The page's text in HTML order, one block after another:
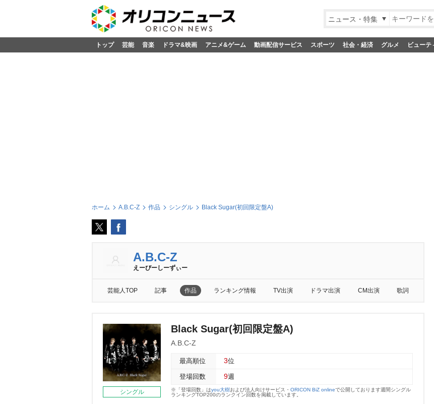
ニュース・特集
トップ 芸能 音楽 ドラマ&映画 アニメ&ゲーム 動画配信サービス スポーツ 社会・経済 グルメ ビューテ
ホーム A.B.C-Z 作品 シングル Black Sugar(初回限定盤A)
A.B.C-Z
えーびーしーずぃー
芸能人TOP 記事 作品 ランキング情報 TV出演 ドラマ出演 CM出演 歌詞
シングル
Black Sugar(初回限定盤A)
A.B.C-Z
最高順位 3位
登場回数 9週
※「登場回数」はyou大樹および法人向けサービス・ ORICON BiZ onlineで公開しております週間シングル
ランキングTOP200のランクイン回数を掲載しています。